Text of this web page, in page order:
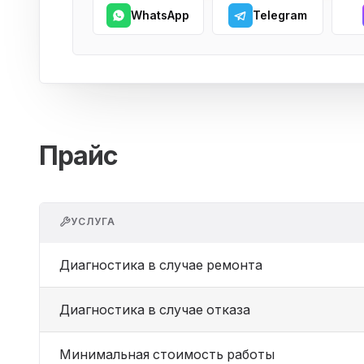
WhatsApp Telegram
Прайс
УСЛУГА
Диагностика в случае ремонта
Диагностика в случае отказа
Минимальная стоимость работы